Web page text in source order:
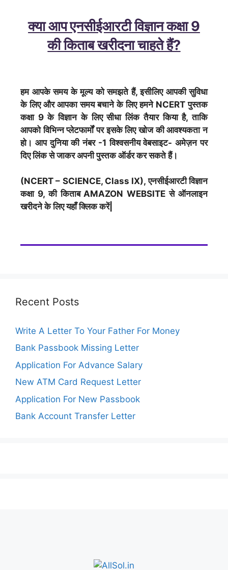
क्या आप एनसीईआरटी विज्ञान कक्षा 9
की किताब खरीदना चाहते हैं?
हम आपके समय के मूल्य को समझते हैं, इसीलिए आपकी सुविधा
के लिए और आपका समय बचाने के लिए हमने NCERT पुस्तक
कक्षा 9 के विज्ञान के लिए सीधा लिंक तैयार किया है, ताकि
आपको विभिन्न प्लेटफार्मों पर इसके लिए खोज की आवश्यकता न
हो। आप दुनिया की नंबर -1 विश्वसनीय वेबसाइट- अमेज़न पर
दिए लिंक से जाकर अपनी पुस्तक ऑर्डर कर सकते हैं।
(NCERT – SCIENCE, Class IX), एनसीईआरटी विज्ञान
कक्षा 9, की किताब AMAZON WEBSITE से ऑनलाइन
खरीदने के लिए यहाँ क्लिक करें|
Recent Posts
Write A Letter To Your Father For Money
Bank Passbook Missing Letter
Application For Advance Salary
New ATM Card Request Letter
Application For New Passbook
Bank Account Transfer Letter